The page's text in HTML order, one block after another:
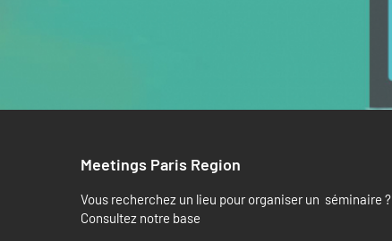
Meetings Paris Region
Vous recherchez un lieu pour organiser un séminaire ?
Consultez notre base